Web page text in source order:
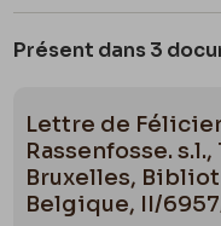
Présent dans 3
Lettre de
Rassenfosse. s.l.,
Bruxelles,
Belgique, II/